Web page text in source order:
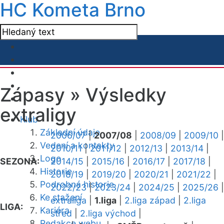
HC Kometa Brno
Klub
Základní údaje
Vedení a kontakty
Logo
Historie
Podrobná historie
Ke stažení
Kariéra
Zápasy » Výsledky
extraligy
SEZONA:
2006/07|2007/08 2008/09 2009/10
2010/11|2011/12 2012/13 2013/14
2014/15
2015/16 2016/17 2017/18
2018/19
2019/20 2020/21 2021/22
2022/23|2023/24 2024/25 2025/26
LIGA:
extraliga 1.liga 2.liga západ
2.liga
střed
2.liga východ